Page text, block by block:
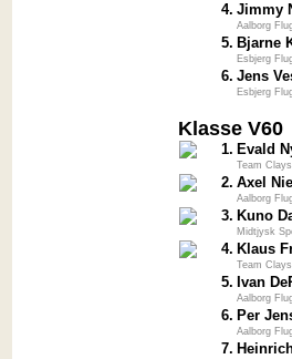
4. Jimmy
Aalborg
5. Bjarne
Esbjerg
6. Jens
Esbjerg
Klasse V60
1. Evald
Team
2. Axel
Aalborg
3. Kuno
Midtjysk
4. Klaus
Team
5. Ivan
Aalborg
6. Per
Aalborg
7.